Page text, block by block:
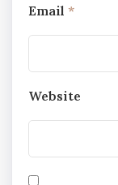
Email *
Website